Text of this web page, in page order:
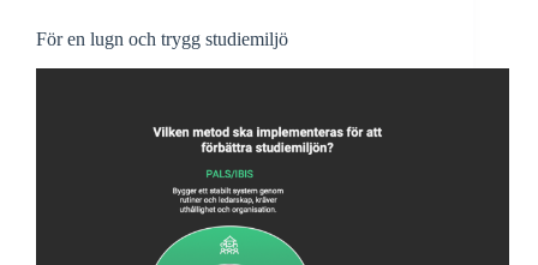
För en lugn och trygg studiemiljö